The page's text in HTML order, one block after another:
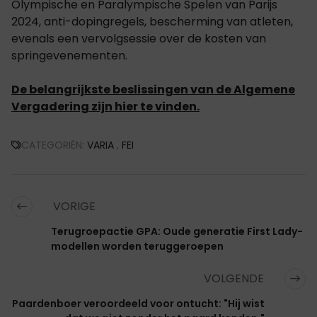
Olympische en Paralympische Spelen van Parijs
2024, anti-dopingregels, bescherming van atleten,
evenals een vervolgsessie over de kosten van
springevenementen.
De belangrijkste beslissingen van de Algemene
Vergadering zijn hier te vinden.
CATEGORIËN: VARIA , FEI
VORIGE
Terugroepactie GPA: Oude generatie First Lady-
modellen worden teruggeroepen
VOLGENDE
Paardenboer veroordeeld voor ontucht: "Hij wist